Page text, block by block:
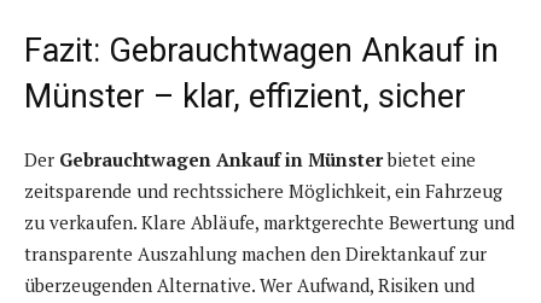
Fazit: Gebrauchtwagen Ankauf in
Münster – klar, effizient, sicher
Der Gebrauchtwagen Ankauf in Münsterbietet eine
zeitsparende und rechtssichere Möglichkeit, ein Fahrzeug
zu verkaufen. Klare Abläufe, marktgerechte Bewertung und
transparente Auszahlung machen den Direktankauf zur
überzeugenden Alternative. Wer Aufwand, Risiken und